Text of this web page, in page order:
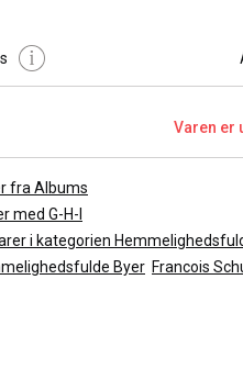
albums kan du læse
er repræsentativt for
af den valgte stand.
Varen er
fra Albums
med G-H-I
i kategorien
Byer Francois